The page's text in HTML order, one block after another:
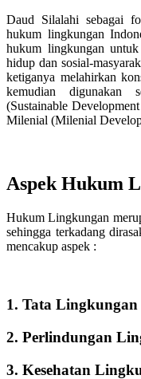
Daud Silalahi sebagai
hukum lingkungan
hukum lingkungan
hidup dan sosial-
ketiganya melahirkan
kemudian digunakan
(Sustainable
Milenial (Milenial
Aspek Hukum
Hukum Lingkungan
sehingga terkadang
mencakup aspek :
1. Tata Lingkungan
2. Perlindungan
3. Kesehatan